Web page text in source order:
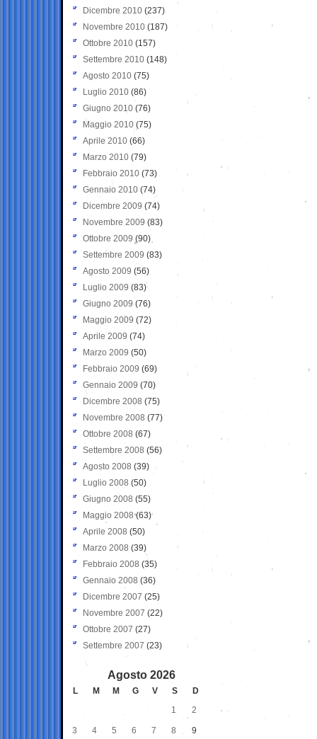
Dicembre 2010 (237)
Novembre 2010 (187)
Ottobre 2010 (157)
Settembre 2010 (148)
Agosto 2010 (75)
Luglio 2010 (86)
Giugno 2010 (76)
Maggio 2010 (75)
Aprile 2010 (66)
Marzo 2010 (79)
Febbraio 2010 (73)
Gennaio 2010 (74)
Dicembre 2009 (74)
Novembre 2009 (83)
Ottobre 2009 (90)
Settembre 2009 (83)
Agosto 2009 (56)
Luglio 2009 (83)
Giugno 2009 (76)
Maggio 2009 (72)
Aprile 2009 (74)
Marzo 2009 (50)
Febbraio 2009 (69)
Gennaio 2009 (70)
Dicembre 2008 (75)
Novembre 2008 (77)
Ottobre 2008 (67)
Settembre 2008 (56)
Agosto 2008 (39)
Luglio 2008 (50)
Giugno 2008 (55)
Maggio 2008(63)
Aprile 2008 (50)
Marzo 2008 (39)
Febbraio 2008 (35)
Gennaio 2008 (36)
Dicembre 2007 (25)
Novembre 2007 (22)
Ottobre 2007 (27)
Settembre 2007 (23)
Agosto 2026
L M M G V S
D
1
2
3 4 5 6 7 8 9